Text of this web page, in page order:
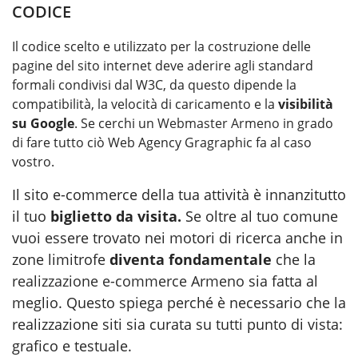
CODICE
Il codice scelto e utilizzato per la costruzione delle
pagine del sito internet deve aderire agli standard
formali condivisi dal W3C, da questo dipende la
compatibilità, la velocità di caricamento e la visibilità
su Google. Se cerchi un Webmaster Armeno in grado
di fare tutto ciò Web Agency Gragraphic fa al caso
vostro.
Il sito e-commerce della tua attività è innanzitutto
il tuo biglietto da visita. Se oltre al tuo comune
vuoi essere trovato nei motori di ricerca anche in
zone limitrofe diventa fondamentale che la
realizzazione e-commerce Armeno sia fatta al
meglio. Questo spiega perché è necessario che la
realizzazione siti sia curata su tutti punto di vista:
grafico e testuale.